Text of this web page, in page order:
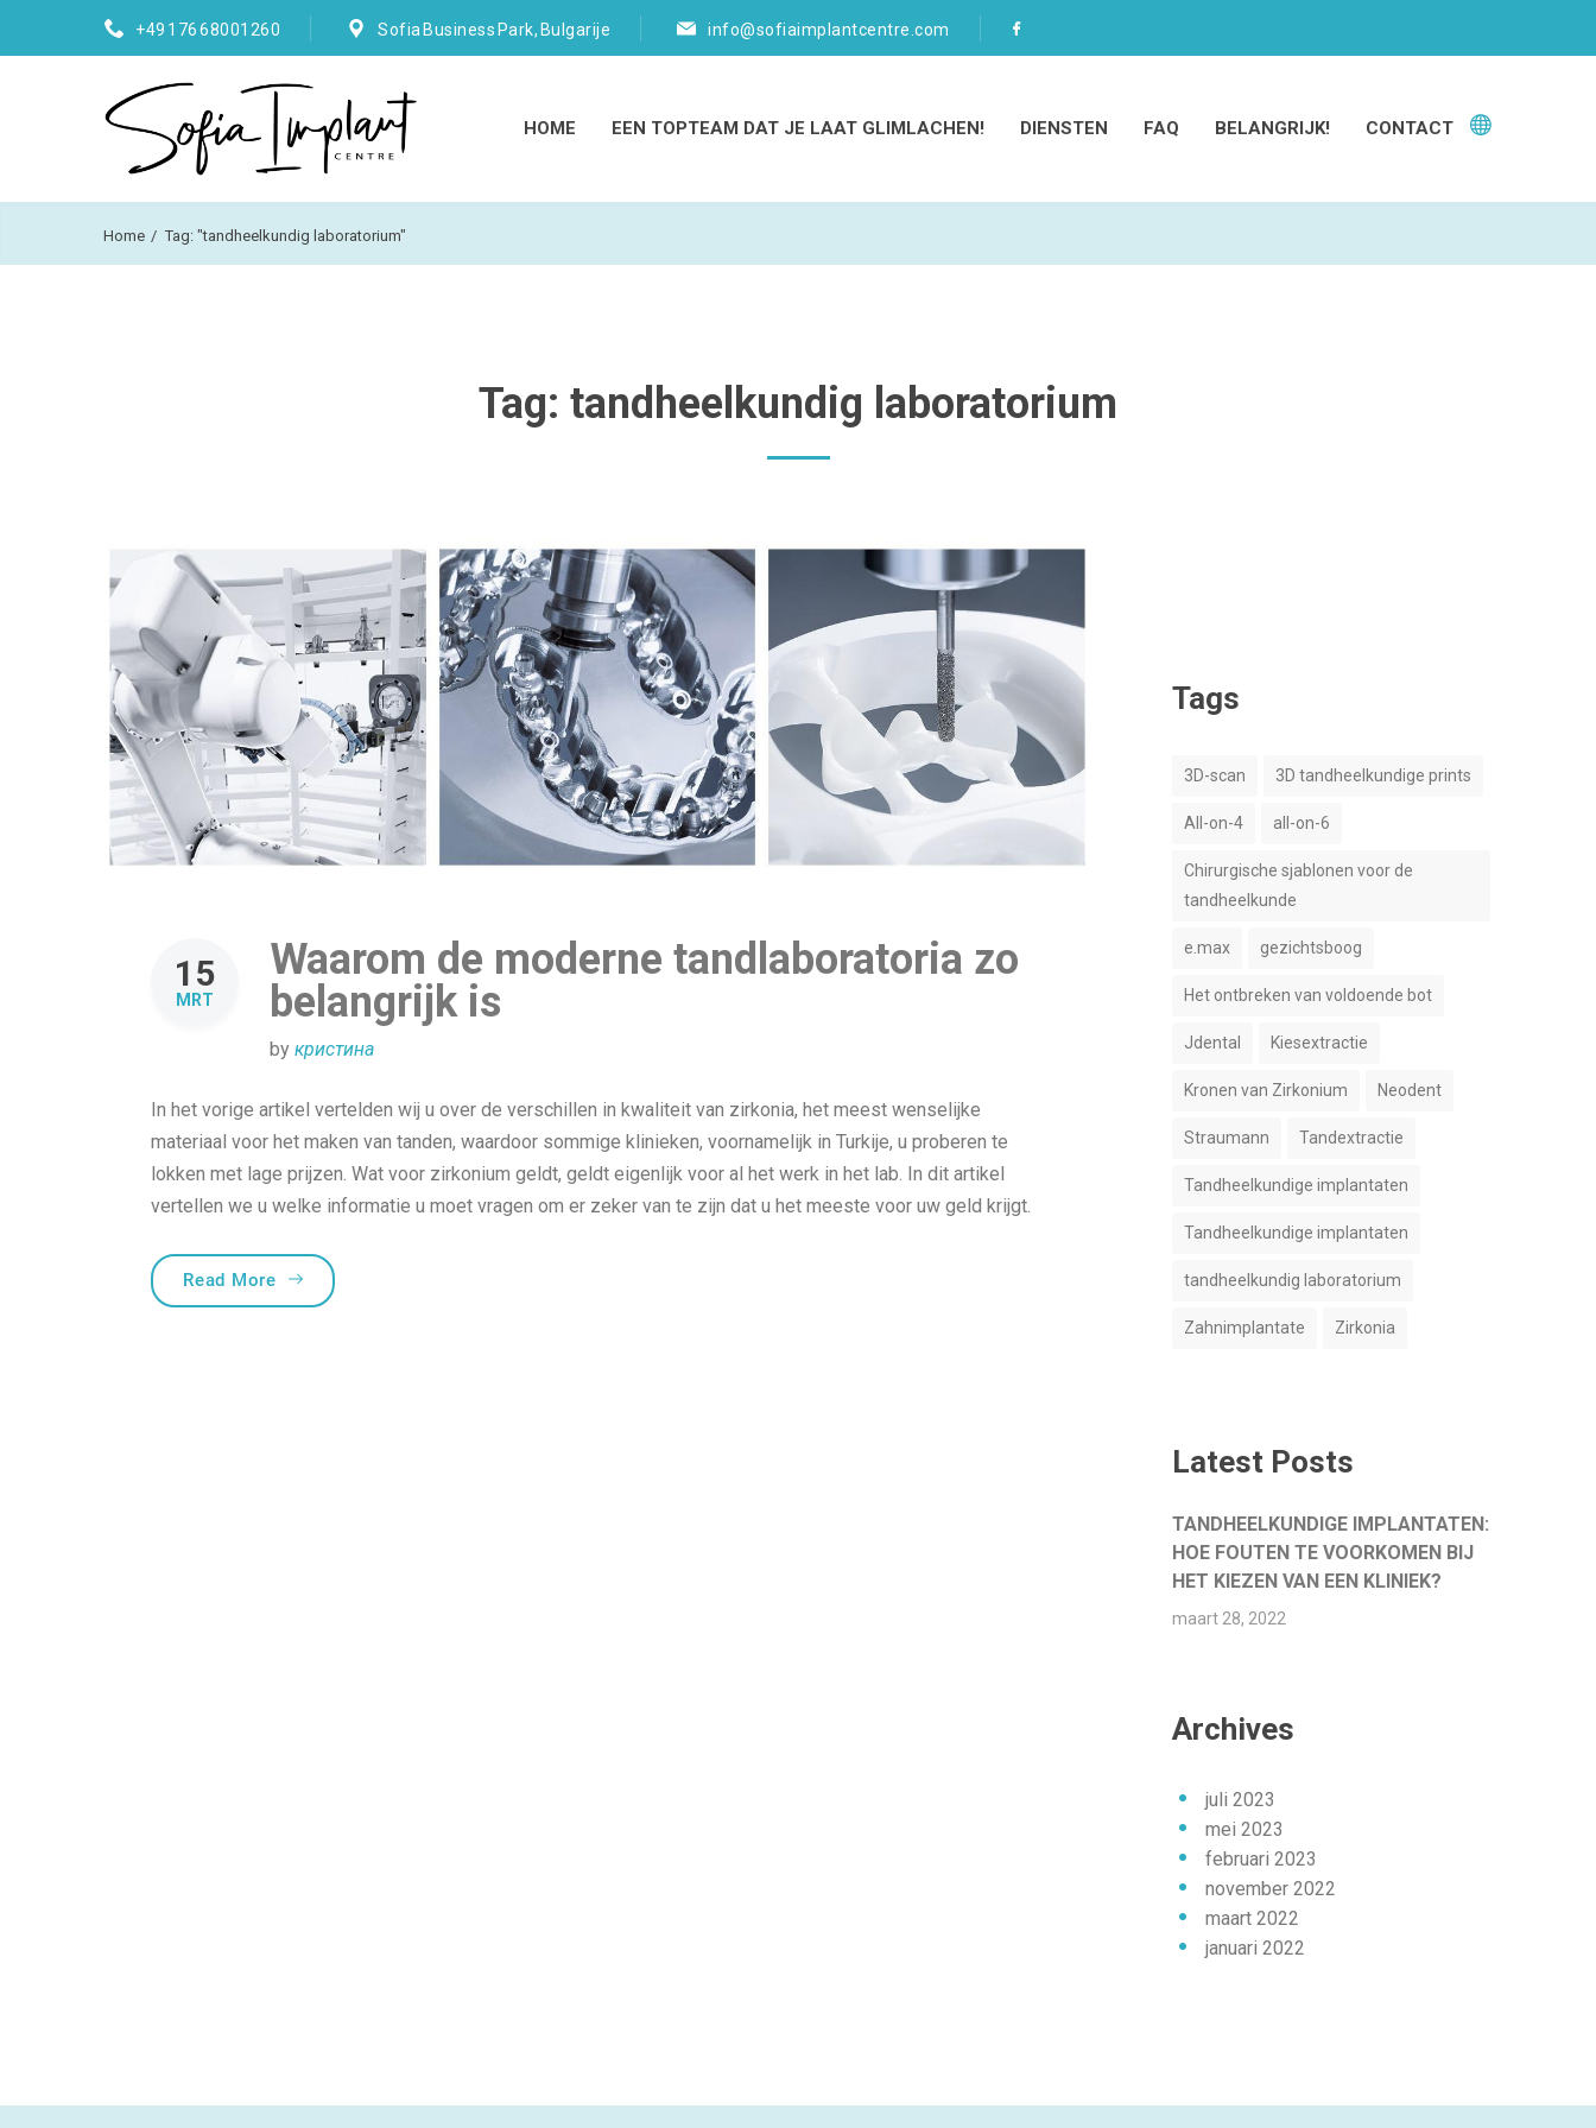
+49 176 68001260 Sofia Business Park, Bulgarije info@sofiaimplantcentre.com
HOME EEN TOPTEAM DAT JE LAAT GLIMLACHEN! DIENSTEN FAQ BELANGRIJK! CONTACT
Home Tag: "tandheelkundig laboratorium"
Tag: tandheelkundig laboratorium
15
MRT
Waarom de moderne tandlaboratoria zo
belangrijk is
by кристина
In het vorige artikel vertelden wij u over de verschillen in kwaliteit van zirkonia, het meest wenselijke
materiaal voor het maken van tanden, waardoor sommige klinieken, voornamelijk in Turkije, u proberen te
lokken met lage prijzen. Wat voor zirkonium geldt, geldt eigenlijk voor al het werk in het lab. In dit artikel
vertellen we u welke informatie u moet vragen om er zeker van te zijn dat u het meeste voor uw geld krijgt.
Read More“Waarom de moderne tandlaboratoria zo belangrijk is”
Tags
3D-scan 3D tandheelkundige prints
All-on-4 all-on-6
Chirurgische sjablonen voor de
tandheelkunde
e.max gezichtsboog
Het ontbreken van voldoende bot
Jdental Kiesextractie
Kronen van Zirkonium Neodent
Straumann Tandextractie
Tandheelkundige implantaten
Tandheelkundige implantaten
tandheelkundig laboratorium
Zahnimplantate Zirkonia
Latest Posts
TANDHEELKUNDIGE IMPLANTATEN:
HOE FOUTEN TE VOORKOMEN BIJ
HET KIEZEN VAN EEN KLINIEK?
maart 28, 2022
Archives
juli 2023
mei 2023
februari 2023
november 2022
maart 2022
januari 2022